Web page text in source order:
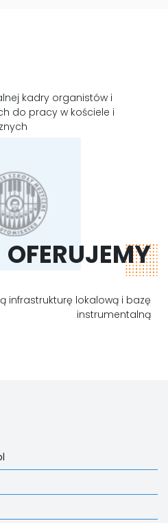
kadry organistów i
do pracy w kościele i
OFERUJEMY
infrastrukturę lokalową i bazę
instrumentalną